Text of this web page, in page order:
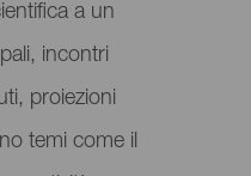
a un
incontri
proiezioni
temi come il